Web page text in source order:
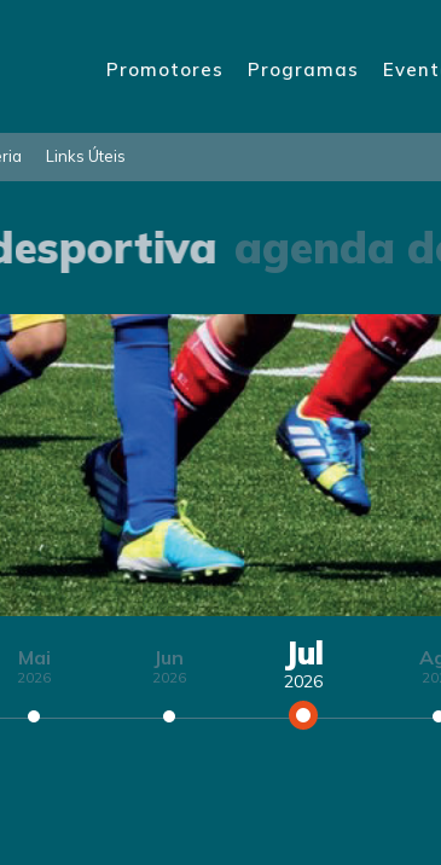
Promotores Programas
Links Úteis
agenda
Mai
2026
Jun
2026
Jul
2026